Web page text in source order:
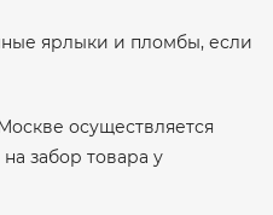
ярлыки и пломбы, если
осуществляется
забор товара у